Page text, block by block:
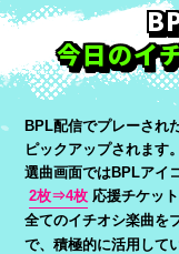
今日のイ
BPL配信でプレーされ
ピックアップされます。
選曲画面ではBPLアイ
2枚⇒4枚 応援チケッ
全てのイチオシ楽曲を
で、積極的に活用して